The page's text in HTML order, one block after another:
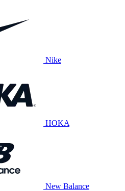
Nike
HOKA
New Balance